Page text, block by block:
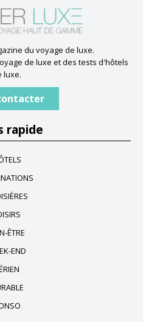
du voyage de luxe.
de luxe et des tests d'hôtels
luxe.
rapide
ÊTRE
END